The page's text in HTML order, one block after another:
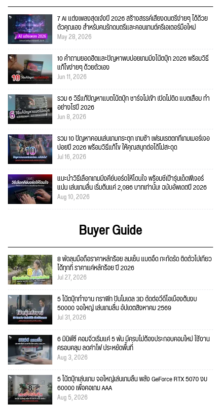
7 AI แต่งเพลงสุดเจ๋งปี 2026 สร้างสรรค์เสียงดนตรีง่ายๆ ได้ด้วย
ตัวคุณเอง สำหรับคนรักดนตรีและคอนเทนต์ครีเอเตอร์มือใหม่
May 28, 2026
10 คำถามยอดฮิตและปัญหาพบบ่อยเกมมิ่งโน้ตบุ๊ก 2026 พร้อมวิธี
แก้ไขง่ายๆ ด้วยตัวเอง
Jun 11, 2026
รวม 6 วิธีแก้ปัญหาแบตโน้ตบุ๊ก ชาร์จไม่เข้า เปิดไม่ติด แบตเสื่อม ทำ
อย่างไรปี 2026
Jun 8, 2026
รวม 10 ปัญหาคอมเล่นเกมกระตุก เกมช้า เฟรมเรตตกที่เกมเมอร์เจอ
บ่อยปี 2026 พร้อมวิธีแก้ไข ให้คุณสนุกต่อได้ไม่สะดุด
Jul 16, 2026
แนะนำวิธีเลือกเกมมิ่งคีย์บอร์ดให้โดนใจ พร้อมชี้เป้ารุ่นเด็ดฟีเจอร์
แน่น เล่นเกมลื่น เริ่มต้นแค่ 2,086 บาทเท่านั้น! ฉบับอัพเดตปี 2026
Aug 10, 2026
Buyer Guide
8 พัดลมมือถือราคาหลักร้อย ลมเย็น แบตอึด กะทัดรัด ติดตัวไปเที่ยว
ได้ทุกที่ ราคาแค่หลักร้อย ปี 2026
Jul 27, 2026
5 โน้ตบุ๊กทำงาน กราฟิก ปั้นโมเดล 3D ตัดต่อวีดีโอเบื้องต้นงบ
50000 จอใหญ่ เล่นเกมลื่น อัปเดตสิงหาคม 2569
Jul 31, 2026
6 มินิพีซี คอมจิ๋วเริ่มแค่ 5 พัน มีครบไม่ต้องประกอบคอมใหม่ ใช้งาน
ครอบคลุม ลดค่าไฟ ประหยัดพื้นที่
Aug 3, 2026
5 โน้ตบุ๊กเล่นเกม จอใหญ่เล่นเกมลื่น พลัง GeForce RTX 5070 งบ
60000 เพื่อคอเกม AAA
Aug 5, 2026